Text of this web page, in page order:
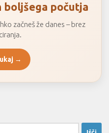
boljšega počutja
začneš že danes – brez
→